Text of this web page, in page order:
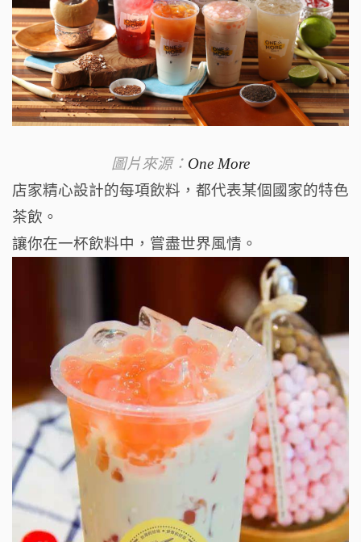
圖片來源： One More
店家精心設計的每項飲料， 都代表某個國家的特色
茶飲。
讓你在一杯飲料中，嘗盡世界風情。